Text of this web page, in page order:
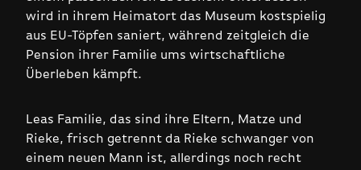
wird in ihrem Heimatort das Museum kostspielig
aus EU-Töpfen saniert, während zeitgleich die
Pension ihrer Familie ums wirtschaftliche
Überleben kämpft.
Leas Familie, das sind ihre Eltern, Matze und
Rieke, frisch getrennt da Rieke schwanger von
einem neuen Mann ist, allerdings noch recht